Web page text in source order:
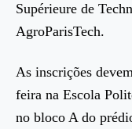
Supérieure de
AgroParisTech.
As inscrições
feira na Escola
no bloco A do